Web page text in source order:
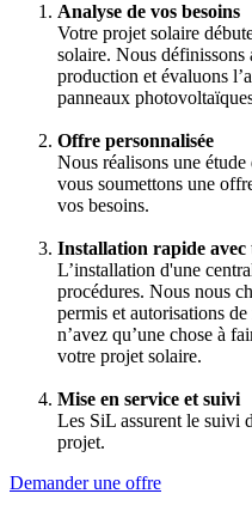
Analyse de vos besoins
Votre projet solaire
solaire. Nous
production et évaluons
panneaux
Offre personnalisée
Nous réalisons une
vous soumettons une
vos besoins.
Installation rapide avec
L’installation d'une
procédures. Nous nous
permis et autorisations
n’avez qu’une chose à
votre projet solaire.
Mise en service et suivi
Les SiL assurent le suivi
projet.
Demander une offre